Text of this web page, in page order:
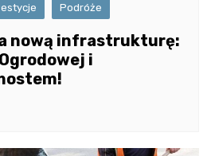
Podróże
nową infrastrukturę:
i